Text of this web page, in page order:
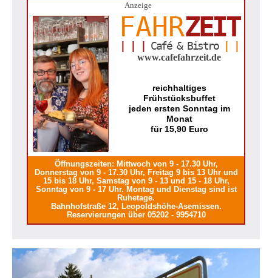
Anzeige
FAHRZEIT
Café & Bistro| |
www.cafefahrzeit.de
reichhaltiges
Frühstücksbuffet
jeden ersten Sonntag im
Monat
für 15,90 Euro
Öffnungszeiten: Mittwoch von 9 - 17.30 Uhr,
Donnerstag von 9 - 17.30 Uhr, Freitag 9 bis 13 Uhr und
15 bis 18 Uhr, Samstag von 9 - 13 und 15 - 18 Uhr,
Sonntag von 9 - 17 Uhr. Montag und Dienstag sind ist
Ruhetage.
Bahnhofstraße 12, Leopoldshöhe-Asemissen.
Reservierungen über 05202 - 9954710